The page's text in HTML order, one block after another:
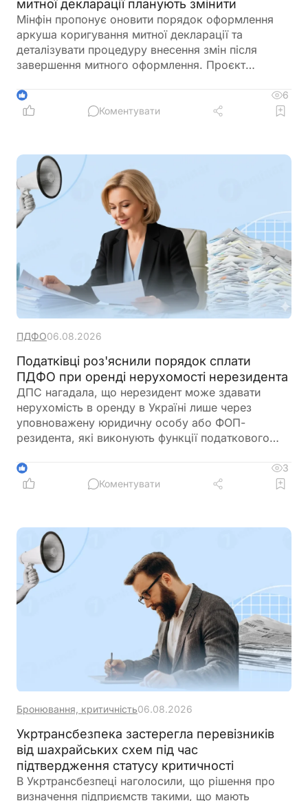
митної декларації планують змінити
Мінфін пропонує оновити порядок оформлення
аркуша коригування митної декларації та
деталізувати процедуру внесення змін після
завершення митного оформлення. Проєкт
коригувань керівником митниці, уточнює порядок
роботи у разі повернення або доплати митних
інформаційних системах
1
6
Коментувати
ПДФО06.08.2026
Податківці роз'яснили порядок сплати
ПДФО при оренді нерухомості нерезидента
ДПС нагадала, що нерезидент може здавати
нерухомість в оренду в Україні лише через
уповноважену юридичну особу або ФОП-
резидента, які виконують функції податкового
сплачувати ПДФО під час виплати доходу від
оренди
1
3
Коментувати
Бронювання, критичність06.08.2026
Укртрансбезпека застерегла перевізників
від шахрайських схем під час
підтвердження статусу критичності
В Укртрансбезпеці наголосили, що рішення про
визначення підприємств такими, що мають